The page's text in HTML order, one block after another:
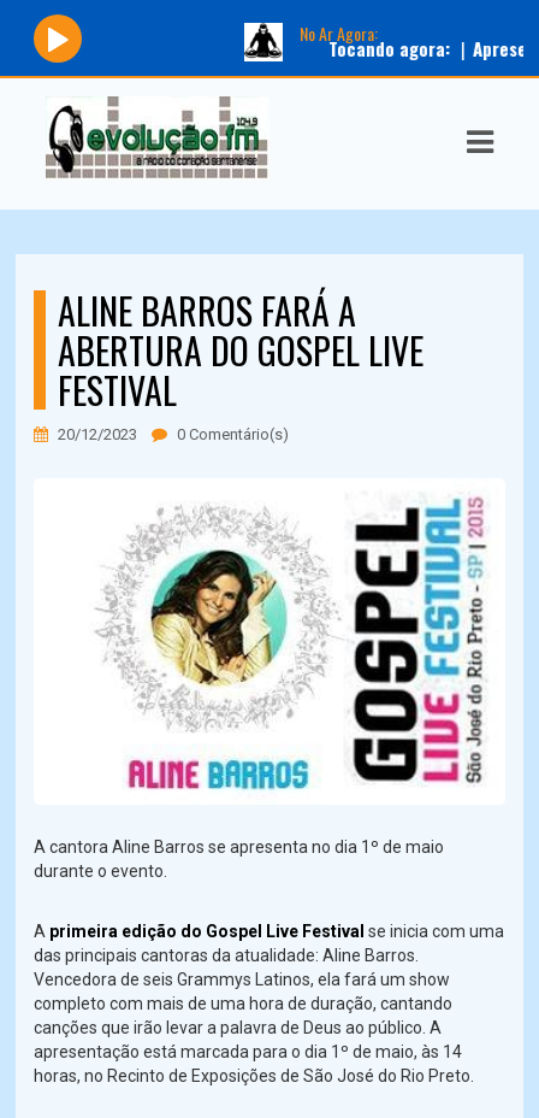
No Ar Agora:
Tocando agora:|
ALINE BARROS FARÁ A
ABERTURA DO GOSPEL LIVE
FESTIVAL
20/12/2023 0 Comentário(s)
A cantora Aline Barros se apresenta no dia 1º de maio
durante o evento.
A primeira edição do Gospel Live Festival se inicia com uma
das principais cantoras da atualidade: Aline Barros.
Vencedora de seis Grammys Latinos, ela fará um show
completo com mais de uma hora de duração, cantando
canções que irão levar a palavra de Deus ao público. A
apresentação está marcada para o dia 1º de maio, às 14
horas, no Recinto de Exposições de São José do Rio Preto.